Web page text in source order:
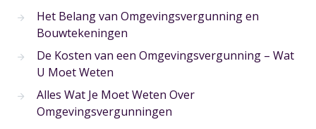
Het Belang van Omgevingsvergunning en
Bouwtekeningen
De Kosten van een Omgevingsvergunning – Wat
U Moet Weten
Alles Wat Je Moet Weten Over
Omgevingsvergunningen